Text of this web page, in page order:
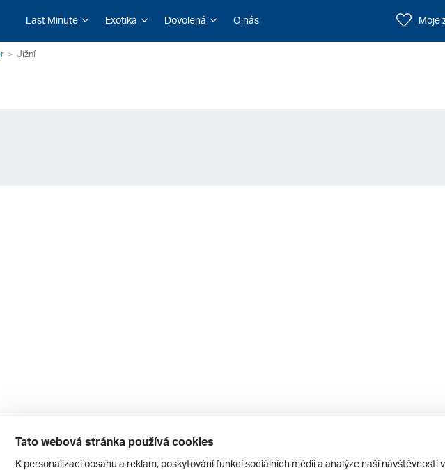
Last Minute Exotika Dovolená O nás Moje
Jižní
Tato webová stránka používá cookies
K personalizaci obsahu a reklam, poskytování funkcí sociálních médií a analýze naší návštěvnosti